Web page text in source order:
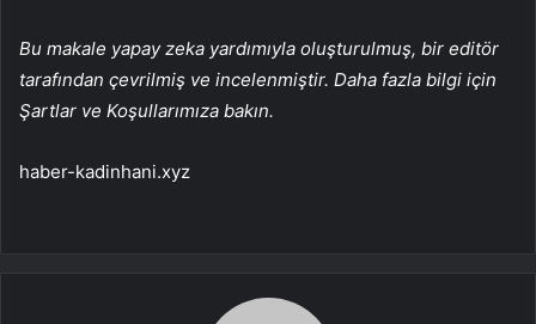
Bu makale yapay zeka yardımıyla oluşturulmuş, bir editör
tarafından çevrilmiş ve incelenmiştir. Daha fazla bilgi için
Şartlar ve Koşullarımıza bakın.
haber-kadinhani.xyz